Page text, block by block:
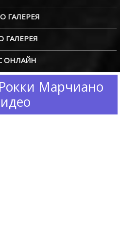
ГАЛЕРЕЯ
ГАЛЕРЕЯ
ОНЛАЙН
Марчиано